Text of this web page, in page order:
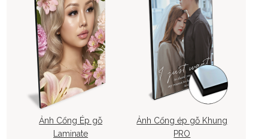
Ảnh Cổng Ép gỗ
Laminate
Ảnh Cổng ép gỗ Khung
PRO